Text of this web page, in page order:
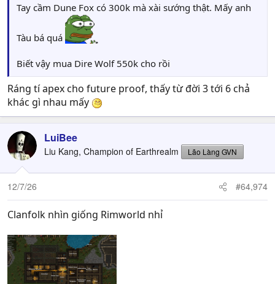
Tay cầm Dune Fox có 300k mà xài sướng thật. Mấy anh
Tàu bá quá
Biết vậy mua Dire Wolf 550k cho rồi
Ráng tí apex cho future proof, thấy từ đời 3 tới 6 chả
khác gì nhau mấy
LuiBee
Liu Kang, Champion of Earthrealm Lão Làng GVN
12/7/26 #64,974
Clanfolk nhìn giống Rimworld nhỉ